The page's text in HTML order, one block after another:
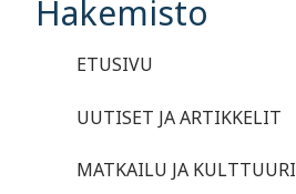
Hakemisto
ETUSIVU
UUTISET JA ARTIKKELIT
MATKAILU JA KULTTUURI